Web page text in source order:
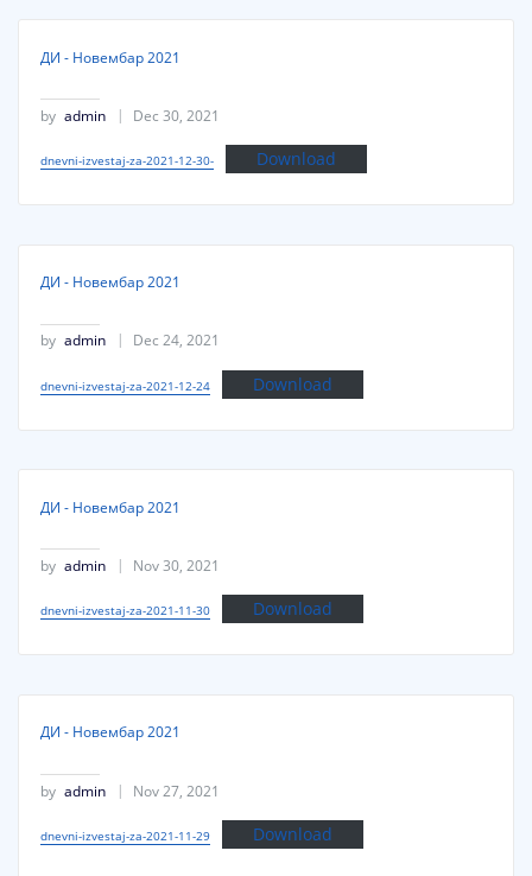
ДИ - Новембар 2021
by admin Dec 30, 2021
dnevni-izvestaj-za-2021-12-30- Download
ДИ - Новембар 2021
by admin Dec 24, 2021
dnevni-izvestaj-za-2021-12-24 Download
ДИ - Новембар 2021
by admin Nov 30, 2021
dnevni-izvestaj-za-2021-11-30 Download
ДИ - Новембар 2021
by admin Nov 27, 2021
dnevni-izvestaj-za-2021-11-29 Download